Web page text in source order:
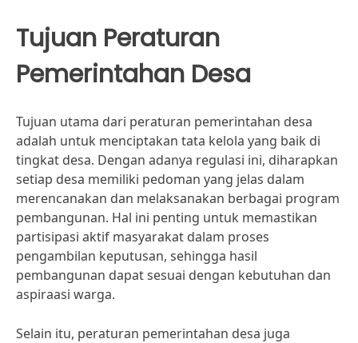
Tujuan Peraturan
Pemerintahan Desa
Tujuan utama dari peraturan pemerintahan desa
adalah untuk menciptakan tata kelola yang baik di
tingkat desa. Dengan adanya regulasi ini, diharapkan
setiap desa memiliki pedoman yang jelas dalam
merencanakan dan melaksanakan berbagai program
pembangunan. Hal ini penting untuk memastikan
partisipasi aktif masyarakat dalam proses
pengambilan keputusan, sehingga hasil
pembangunan dapat sesuai dengan kebutuhan dan
aspiraasi warga.
Selain itu, peraturan pemerintahan desa juga